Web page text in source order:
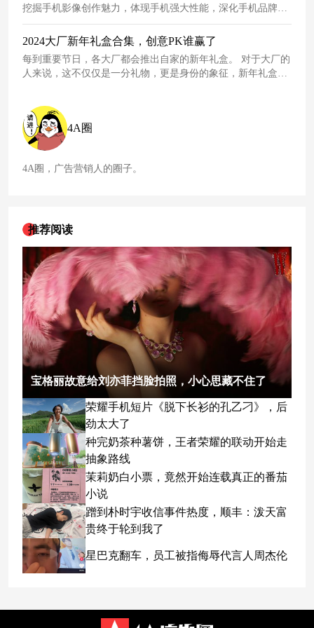
挖掘手机影像创作魅力，体现手机强大性能，深化手机品牌内
涵。
2024大厂新年礼盒合集，创意PK谁赢了
每到重要节日，各大厂都会推出自家的新年礼盒。 对于大厂的
人来说，这不仅仅是一分礼物，更是身份的象征，新年礼盒作
吃瓜人士的关注。 临近新年，今年各大厂新春贺岁礼盒接二连
三的出炉了，一起来看看今年的新年礼盒又有哪些好东西呢？
4A圈
4A圈，广告营销人的圈子。
推荐阅读
宝格丽故意给刘亦菲挡脸拍照，小心思藏不住了
荣耀手机短片《脱下长衫的孔乙刁》，后
劲太大了
种完奶茶种薯饼，王者荣耀的联动开始走
抽象路线
茉莉奶白小票，竟然开始连载真正的番茄
小说
蹭到朴时宇收信事件热度，顺丰：泼天富
贵终于轮到我了
星巴克翻车，员工被指侮辱代言人周杰伦